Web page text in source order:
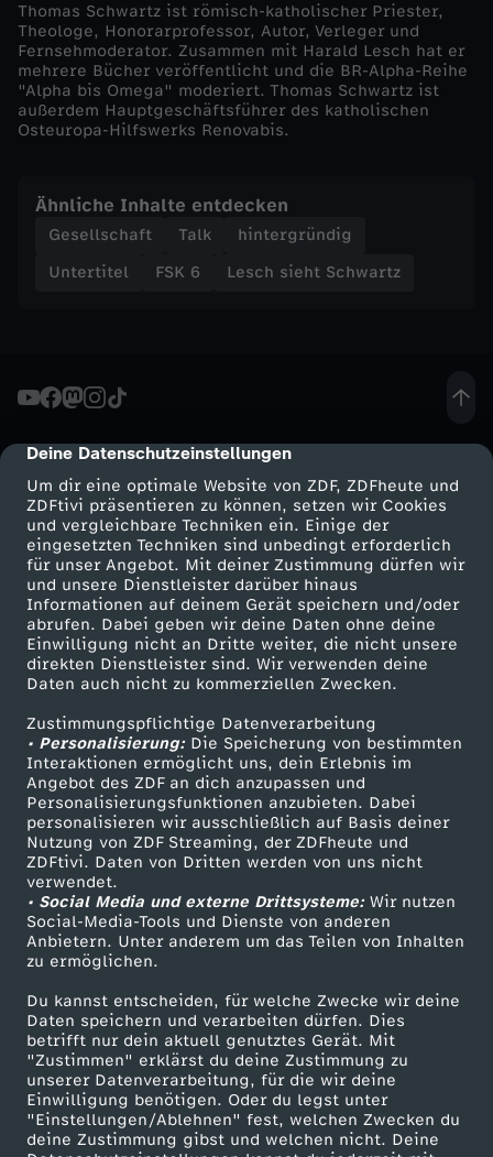
cmp-dialog-description
Deine Datenschutzeinstellungen
Um dir eine optimale Website von ZDF, ZDFheute und
ZDFtivi präsentieren zu können, setzen wir Cookies
und vergleichbare Techniken ein. Einige der
eingesetzten Techniken sind unbedingt erforderlich
für unser Angebot. Mit deiner Zustimmung dürfen wir
und unsere Dienstleister darüber hinaus
Informationen auf deinem Gerät speichern und/oder
abrufen. Dabei geben wir deine Daten ohne deine
Einwilligung nicht an Dritte weiter, die nicht unsere
direkten Dienstleister sind. Wir verwenden deine
Daten auch nicht zu kommerziellen Zwecken.
Zustimmungspflichtige Datenverarbeitung
• Personalisierung:Die Speicherung von bestimmten
Interaktionen ermöglicht uns, dein Erlebnis im
Angebot des ZDF an dich anzupassen und
Personalisierungsfunktionen anzubieten. Dabei
personalisieren wir ausschließlich auf Basis deiner
Nutzung von ZDF Streaming, der ZDFheute und
ZDFtivi. Daten von Dritten werden von uns nicht
verwendet.
• Social Media und externe Drittsysteme:Wir nutzen
Social-Media-Tools und Dienste von anderen
Anbietern. Unter anderem um das Teilen von Inhalten
zu ermöglichen.
Du kannst entscheiden, für welche Zwecke wir deine
Daten speichern und verarbeiten dürfen. Dies
betrifft nur dein aktuell genutztes Gerät. Mit
"Zustimmen" erklärst du deine Zustimmung zu
unserer Datenverarbeitung, für die wir deine
Einwilligung benötigen. Oder du legst unter
"Einstellungen/Ablehnen" fest, welchen Zwecken du
deine Zustimmung gibst und welchen nicht. Deine
Thomas Schwartz ist römisch-katholischer Priester,
Theologe, Honorarprofessor, Autor, Verleger und
Fernsehmoderator. Zusammen mit Harald Lesch hat er
mehrere Bücher veröffentlicht und die BR-Alpha-Reihe
"Alpha bis Omega" moderiert. Thomas Schwartz ist
außerdem Hauptgeschäftsführer des katholischen
Osteuropa-Hilfswerks Renovabis.
Ähnliche Inhalte entdecken
Gesellschaft Talk
hintergründig
Untertitel
FSK 6 Lesch sieht Schwartz
Mehr ZDF
ZDF-Apps
Smart TV
ZDFtext
Livestreams
Sendungen A-Z
TV-Programm
Service
ZDFmitreden
Kontakt zum ZDF
Tickets
Zuschauerservice
Hilfe
ZDF Unternehmen
Karriere
ZDF goes Schule
Werbefernsehen
Mainzelmännchen